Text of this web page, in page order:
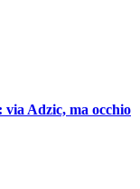
Adzic, ma occhio